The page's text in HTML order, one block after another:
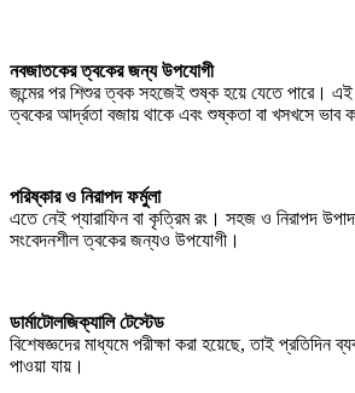
নবজাতকের ত্বকের জন্য উপযোগী
জন্মের পর শিশুর ত্বক সহজেই শুষ্ক হয়ে যেতে পারে। এই
ত্বকের আর্দ্রতা বজায় থাকে এবং শুষ্কতা বা খসখসে ভাব
পরিষ্কার ও নিরাপদ ফর্মুলা
এতে নেই প্যারাফিন বা কৃত্রিম রং। সহজ ও নিরাপদ
সংবেদনশীল ত্বকের জন্যও উপযোগী।
ডার্মাটোলজিক্যালি টেস্টেড
বিশেষজ্ঞদের মাধ্যমে পরীক্ষা করা হয়েছে, তাই প্রতিদিন
পাওয়া যায়।